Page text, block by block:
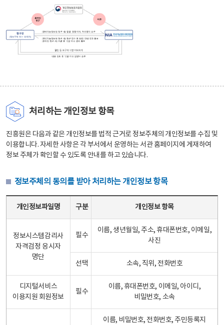
처리하는 개인정보 항목
진흥원은 다음과 같은 개인정보를 법적 근거로 정보주체의 개인정보를 수집 및
이용합니다. 자세한 사항은 각 부서에서 운영하는 서관 홈페이지에 게재하여
정보 주체가 확인할 수 있도록 안내를 하고 있습니다.
정보주체의 동의를 받아 처리하는 개인정보 항목
개인정보파일명 구분 개인정보 항목
정보시스템감리사
자격검정 응시자
명단
필수
이름, 생년월일, 주소, 휴대폰번호, 이메일,
사진
선택 소속, 직위, 전화번호
디지털서비스
이용지원 회원정보
필수
이름, 휴대폰번호, 이메일, 아이디,
비밀번호, 소속
이름, 비밀번호, 전화번호, 주민등록지